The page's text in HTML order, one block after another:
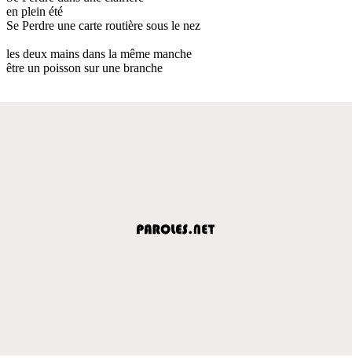
en plein été
Se Perdre une carte routière sous le nez
les deux mains dans la même manche
être un poisson sur une branche